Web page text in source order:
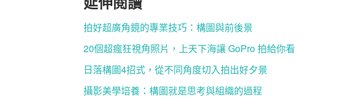
拍好超廣角鏡的專業技巧：構圖與前後景
20個超瘋狂視角照片，上天下海讓 GoPro 拍給你看
日落構圖4招式，從不同角度切入拍出好夕景
攝影美學培養：構圖就是思考與組織的過程